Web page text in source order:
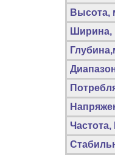
Высота,
Ширина,